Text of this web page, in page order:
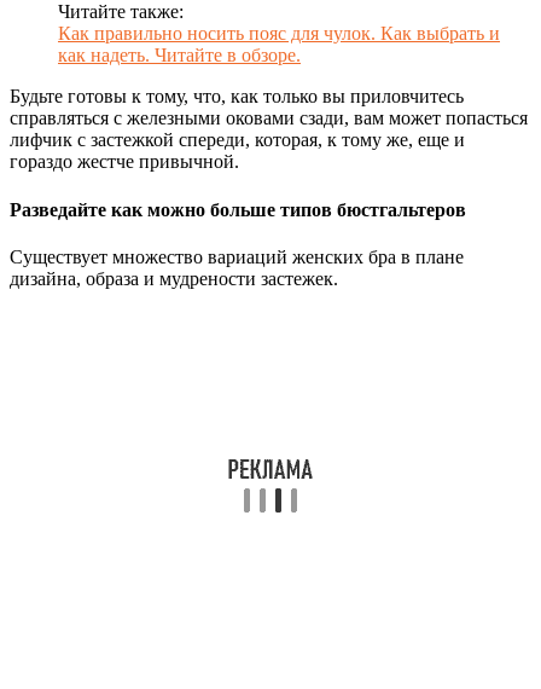
Читайте также:
Как правильно носить пояс для чулок. Как выбрать и
как надеть. Читайте в обзоре.
Будьте готовы к тому, что, как только вы приловчитесь
справляться с железными оковами сзади, вам может попасться
лифчик с застежкой спереди, которая, к тому же, еще и
гораздо жестче привычной.
Разведайте как можно больше типов бюстгальтеров
Существует множество вариаций женских бра в плане
дизайна, образа и мудрености застежек.